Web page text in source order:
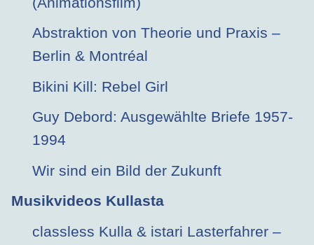
Abstraktion von Theorie und Praxis –
Berlin & Montréal
Bikini Kill: Rebel Girl
Guy Debord: Ausgewählte Briefe 1957-
1994
Wir sind ein Bild der Zukunft
Musikvideos Kullasta
classless Kulla & istari Lasterfahrer –